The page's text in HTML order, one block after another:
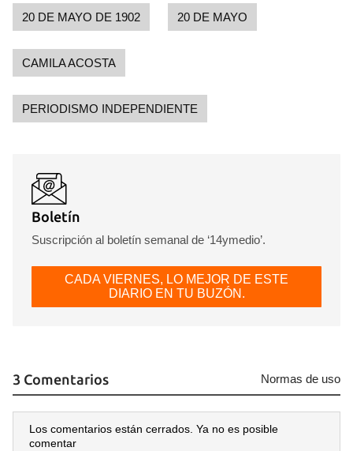
20 DE MAYO DE 1902 20 DE MAYO
CAMILA ACOSTA
PERIODISMO INDEPENDIENTE
Boletín
Suscripción al boletín semanal de ‘14ymedio’.
CADA VIERNES, LO MEJOR DE ESTE
DIARIO EN TU BUZÓN.
3 Comentarios Normas de uso
Los comentarios están cerrados. Ya no es posible
comentar